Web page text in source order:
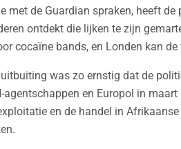
met de Guardian spraken, heeft
ontdekt die lijken te zijn
cocaïne bands, en Londen kan
was zo ernstig dat de
agentschappen en Europol in
en de handel in